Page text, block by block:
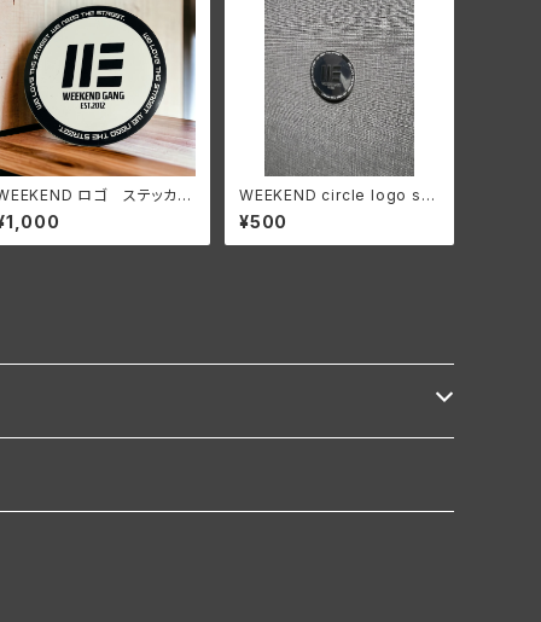
ロゴ ステッカ
フルカラー
WEEKEND circle logo sti
cker
¥500